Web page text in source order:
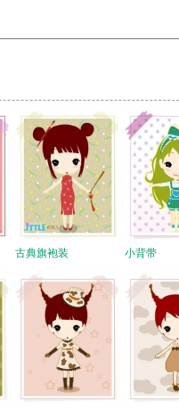
古典旗袍装 小背带